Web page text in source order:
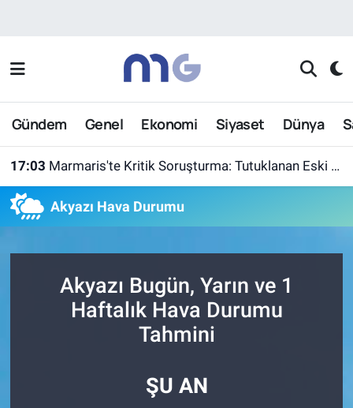
Gündem Genel Ekonomi Siyaset Dünya
17:03 Marmaris'te Kritik Soruşturma: Tutuklanan Eski Yüzbaşı Burkay Karatepe Yer Gösterdi
Akyazı Hava Durumu
Akyazı Bugün, Yarın ve 1
Haftalık Hava Durumu
Tahmini
ŞU AN
Nöbetçi Eczaneler
Hava Durumu
Son Dakika Haberleri